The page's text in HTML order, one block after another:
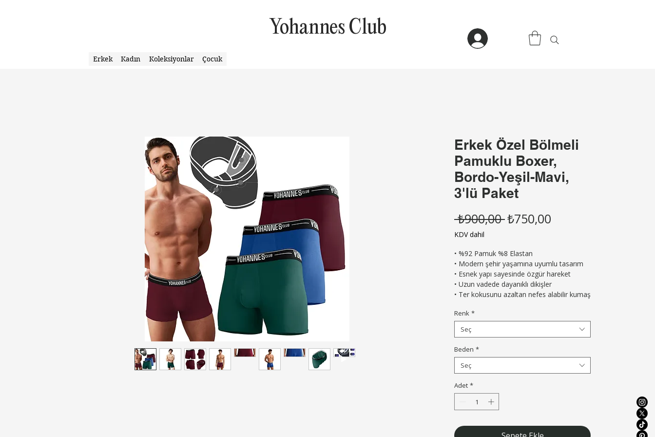
Yohannes Club
Erkek Kadın Koleksiyonlar Çocuk
Erkek Özel Bölmeli
Pamuklu Boxer,
Bordo-Yeşil-Mavi,
3'lü Paket
₺900,00 Normal
₺750,00
KDV dahil
• %92 Pamuk %8 Elastan
• Modern şehir yaşamına uyumlu tasarım
• Esnek yapı sayesinde özgür hareket
• Uzun vadede dayanıklı dikişler
• Ter kokusunu azaltan nefes alabilir kumaş
Renk *
Seç
Beden *
Seç
Adet *